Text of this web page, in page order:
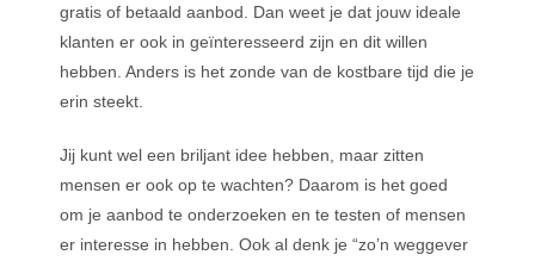
gratis of betaald aanbod. Dan weet je dat jouw ideale
klanten er ook in geïnteresseerd zijn en dit willen
hebben. Anders is het zonde van de kostbare tijd die je
erin steekt.
Jij kunt wel een briljant idee hebben, maar zitten
mensen er ook op te wachten? Daarom is het goed
om je aanbod te onderzoeken en te testen of mensen
er interesse in hebben. Ook al denk je “zo’n weggever